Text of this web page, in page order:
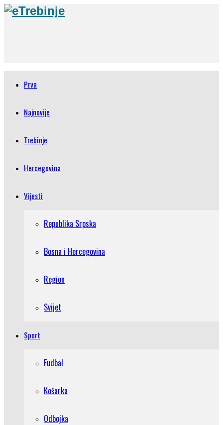
Prva
Najnovije
Trebinje
Hercegovina
Vijesti
Republika Srpska
Bosna i Hercegovina
Region
Svijet
Sport
Fudbal
Košarka
Odbojka